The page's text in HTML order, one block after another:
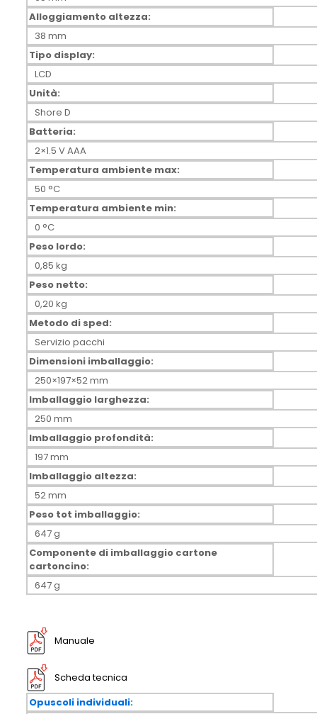
Alloggiamento altezza:
38 mm
Tipo display:
LCD
Unità:
Shore D
Batteria:
2×1.5 V AAA
Temperatura ambiente max:
50 °C
Temperatura ambiente min:
0 °C
Peso lordo:
0,85 kg
Peso netto:
0,20 kg
Metodo di sped:
Servizio pacchi
Dimensioni imballaggio:
250×197×52 mm
Imballaggio larghezza:
250 mm
Imballaggio profondità:
197 mm
Imballaggio altezza:
52 mm
Peso tot imballaggio:
647 g
Componente di imballaggio cartone
cartoncino:
647 g
Manuale
Scheda tecnica
Opuscoli individuali: